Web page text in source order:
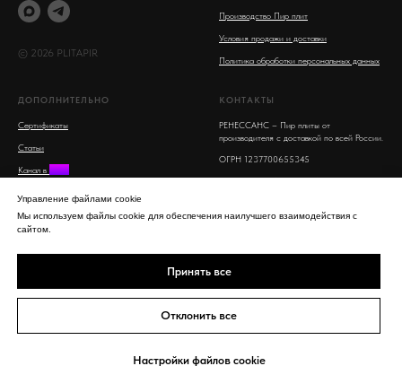
© 2026 PLITAPIR
Производство Пир плит
Условия продажи и доставки
Политика обработки персональных данных
ДОПОЛНИТЕЛЬНО
Сертификаты
Статьи
Канал в MAX
КОНТАКТЫ
РЕНЕССАНС – Пир плиты от
производителя с доставкой по всей России.
ОГРН 1237700655345
Московская область, Люберцы, улица 8
info@plitapir.ru
+7 963 750 94 76
Управление файлами cookie
Мы используем файлы cookie для обеспечения наилучшего взаимодействия с
сайтом.
Принять все
Отклонить все
Настройки файлов cookie